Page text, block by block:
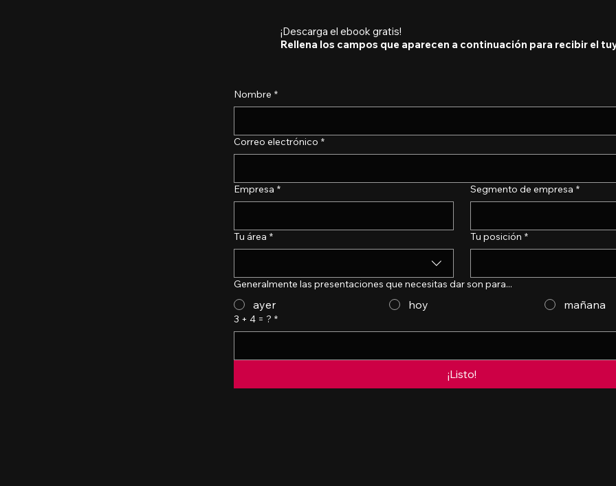
¡Descarga el ebook gratis!
Rellena los campos que aparecen a continuación para recibir el
Nombre *
Correo electrónico *
Empresa * Segmento de empresa *
Tu área * Tu posición *
Generalmente las presentaciones que necesitas dar son para...
ayer hoy mañana
3 + 4 = ? *
¡Listo!